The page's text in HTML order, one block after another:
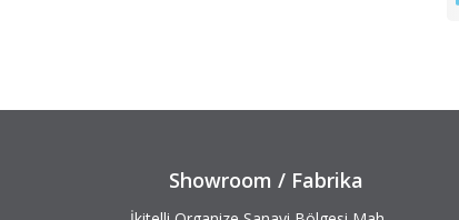
Showroom / Fabrika